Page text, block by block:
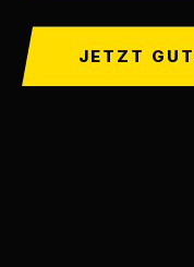
JETZT